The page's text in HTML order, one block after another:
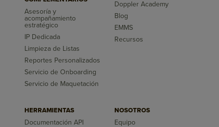
Asesoría y
acompañamiento
estratégico
IP Dedicada
Limpieza de Listas
Reportes Personalizados
Servicio de Onboarding
Servicio de Maquetación
Doppler Academy
Blog
EMMS
Recursos
HERRAMIENTAS
Documentación API
NOSOTROS
Equipo